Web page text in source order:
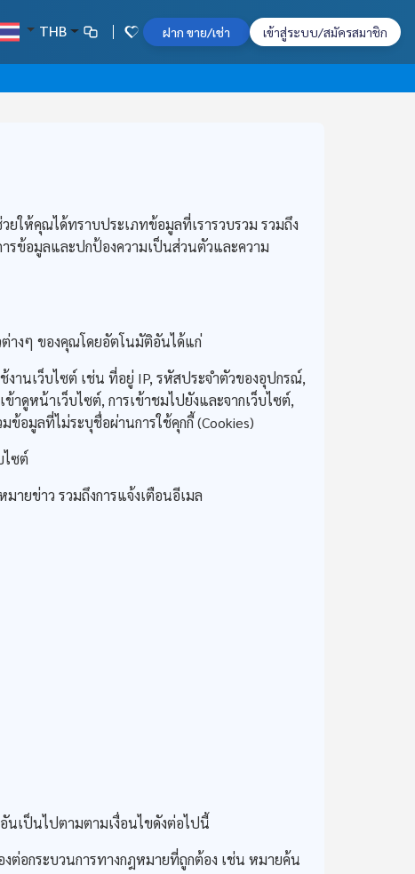
THB ฝาก ขาย/เช่า เข้าสู่ระบบ/สมัครสมาชิก
ให้คุณได้ทราบประเภทข้อมูลที่เรารวบรวม รวมถึง
ารข้อมูลและปกป้องความเป็นส่วนตัวและความ
างๆ ของคุณโดยอัตโนมัติอันได้แก่
านเว็บไซต์ เช่น ที่อยู่ IP, รหัสประจำตัวของอุปกรณ์,
ดูหน้าเว็บไซต์, การเข้าชมไปยังและจากเว็บไซต์,
อมูลที่ไม่ระบุชื่อผ่านการใช้คุกกี้ (Cookies)
ไซต์
ยข่าว รวมถึงการแจ้งเตือนอีเมล
เป็นไปตามตามเงื่อนไขดังต่อไปนี้
กระบวนการทางกฎหมายที่ถูกต้อง เช่น หมายค้น